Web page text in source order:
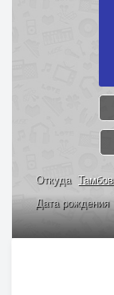
Откуда Тамбов
Дата рождения